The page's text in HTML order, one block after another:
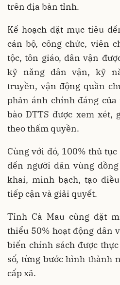
trên địa bàn tỉnh.
Kế hoạch đặt mục tiêu
cán bộ, công chức, viên
tộc, tôn giáo, dân vận
kỹ năng dân vận, kỹ
truyền, vận động quần
phản ánh chính đáng
bào DTTS được xem xét,
theo thẩm quyền.
Cùng với đó, 100% thủ
đến người dân vùng
khai, minh bạch, tạo
tiếp cận và giải quyết.
Tỉnh Cà Mau cũng đặt
thiểu 50% hoạt động dân
biến chính sách được
số, từng bước hình thành
cấp xã.